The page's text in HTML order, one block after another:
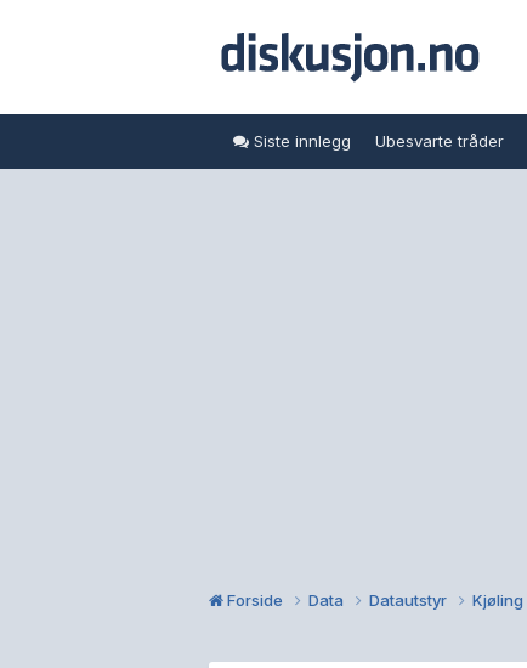
Siste innlegg Ubesvarte tråder
Forside Data Datautstyr Kjøling